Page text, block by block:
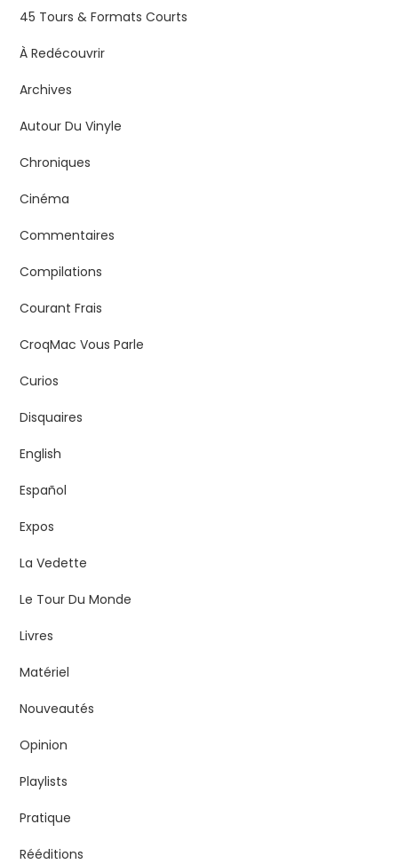
45 Tours & Formats Courts
À Redécouvrir
Archives
Autour Du Vinyle
Chroniques
Cinéma
Commentaires
Compilations
Courant Frais
CroqMac Vous Parle
Curios
Disquaires
English
Español
Expos
La Vedette
Le Tour Du Monde
Livres
Matériel
Nouveautés
Opinion
Playlists
Pratique
Rééditions